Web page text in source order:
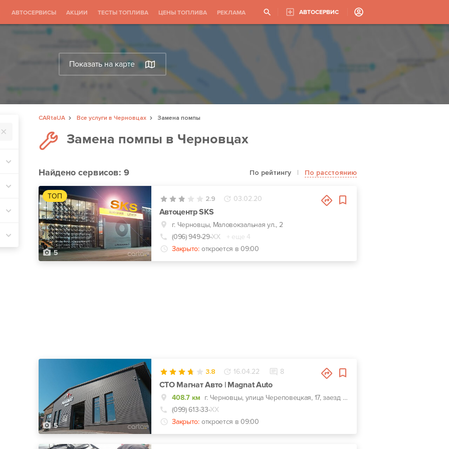
АВТОСЕРВИСЫ АКЦИИ ТЕСТЫ ТОПЛИВА ЦЕНЫ ТОПЛИВА РЕКЛАМА АВТОСЕРВИС
Показать на карте
CARtaUA Все услуги в Черновцах
Замена помпы
Замена помпы в Черновцах
Найденосервисов: 9 По рейтингу | По расстоянию
ТОП
5
2.9 03.02.20
Автоцентр SKS
г. Черновцы, Маловокзальная ул., 2
(096) 949-29-ХХ
+ еще 4
Закрыто: откроется в 09:00
5
3.8 16.04.22 8
СТО Магнат Авто | Magnat Auto
408.7 км
г. Черновцы, улица Череповецкая, 17, заезд с ул. Комунальников
(099) 613-33-ХХ
Закрыто: откроется в 09:00